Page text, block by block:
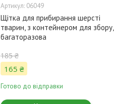
06049
Щітка для прибирання шерсті
тварин, з контейнером для збору,
багаторазова
185 ₴
165 ₴
Готово до відправки